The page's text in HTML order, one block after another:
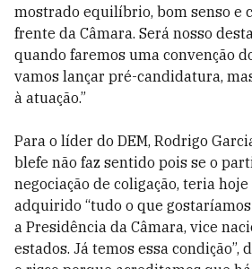
mostrado equilíbrio, bom senso e
frente da Câmara. Será nosso
quando faremos uma convenção
vamos lançar pré-candidatura,
à atuação.”
Para o líder do DEM, Rodrigo
blefe não faz sentido pois se o
negociação de coligação, teria
adquirido “tudo o que gostaríamos
a Presidência da Câmara, vice
estados. Já temos essa condição”,